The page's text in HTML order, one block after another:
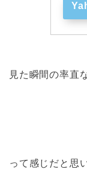
見た瞬間の率直
って感じだと思